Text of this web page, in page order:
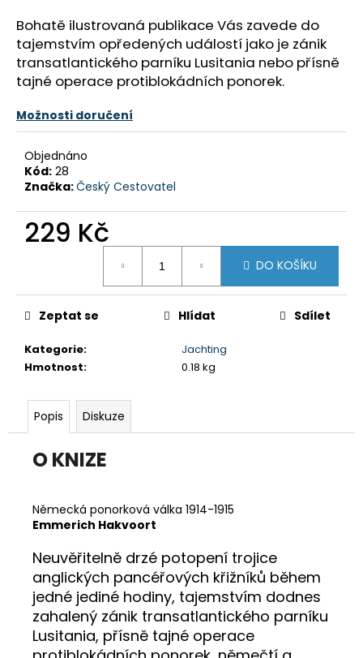
Bohatě ilustrovaná publikace Vás zavede do
tajemstvím opředených událostí jako je zánik
transatlantického parníku Lusitania nebo přísně
tajné operace protiblokádních ponorek.
Možnosti doručení
Objednáno
Kód: 28
Značka:Český Cestovatel
229 Kč
DO KOŠÍKU
Kategorie:
Jachting
Hmotnost: 0.18 kg
Zeptat se Hlídat Sdílet
Popis Diskuze
O KNIZE
Německá ponorková válka 1914-1915
Emmerich Hakvoort
Neuvěřitelně drzé potopení trojice
anglických pancéřových křižníků během
jedné jediné hodiny, tajemstvím dodnes
zahalený zánik transatlantického parníku
Lusitania, přísně tajné operace
a
j
í
t
?
HLEDAT
p
o
u
č
m
CVIČENÍ
Kč